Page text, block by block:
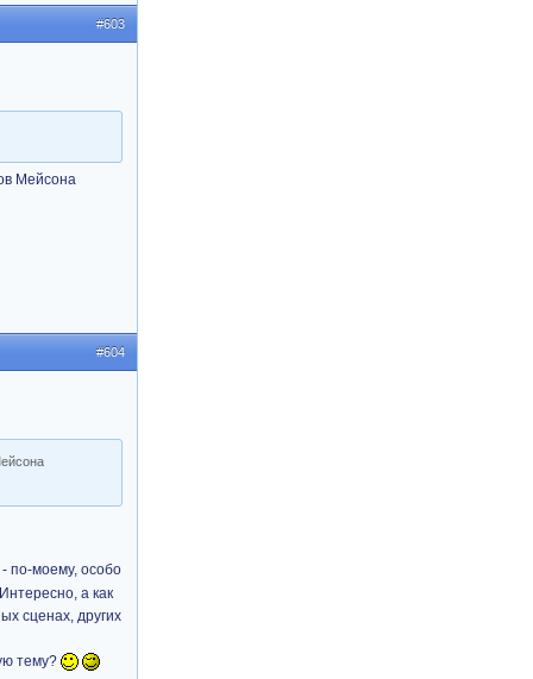
#603
Мейсона
#604
- по-моему, особо
а как
сценах, других
тему?